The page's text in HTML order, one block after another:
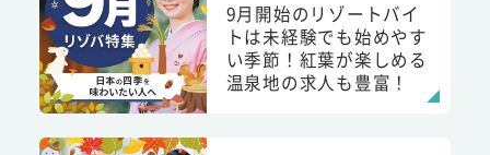
9月開始のリゾートバイ
トは未経験でも始めやす
い季節！紅葉が楽しめる
温泉地の求人も豊富！